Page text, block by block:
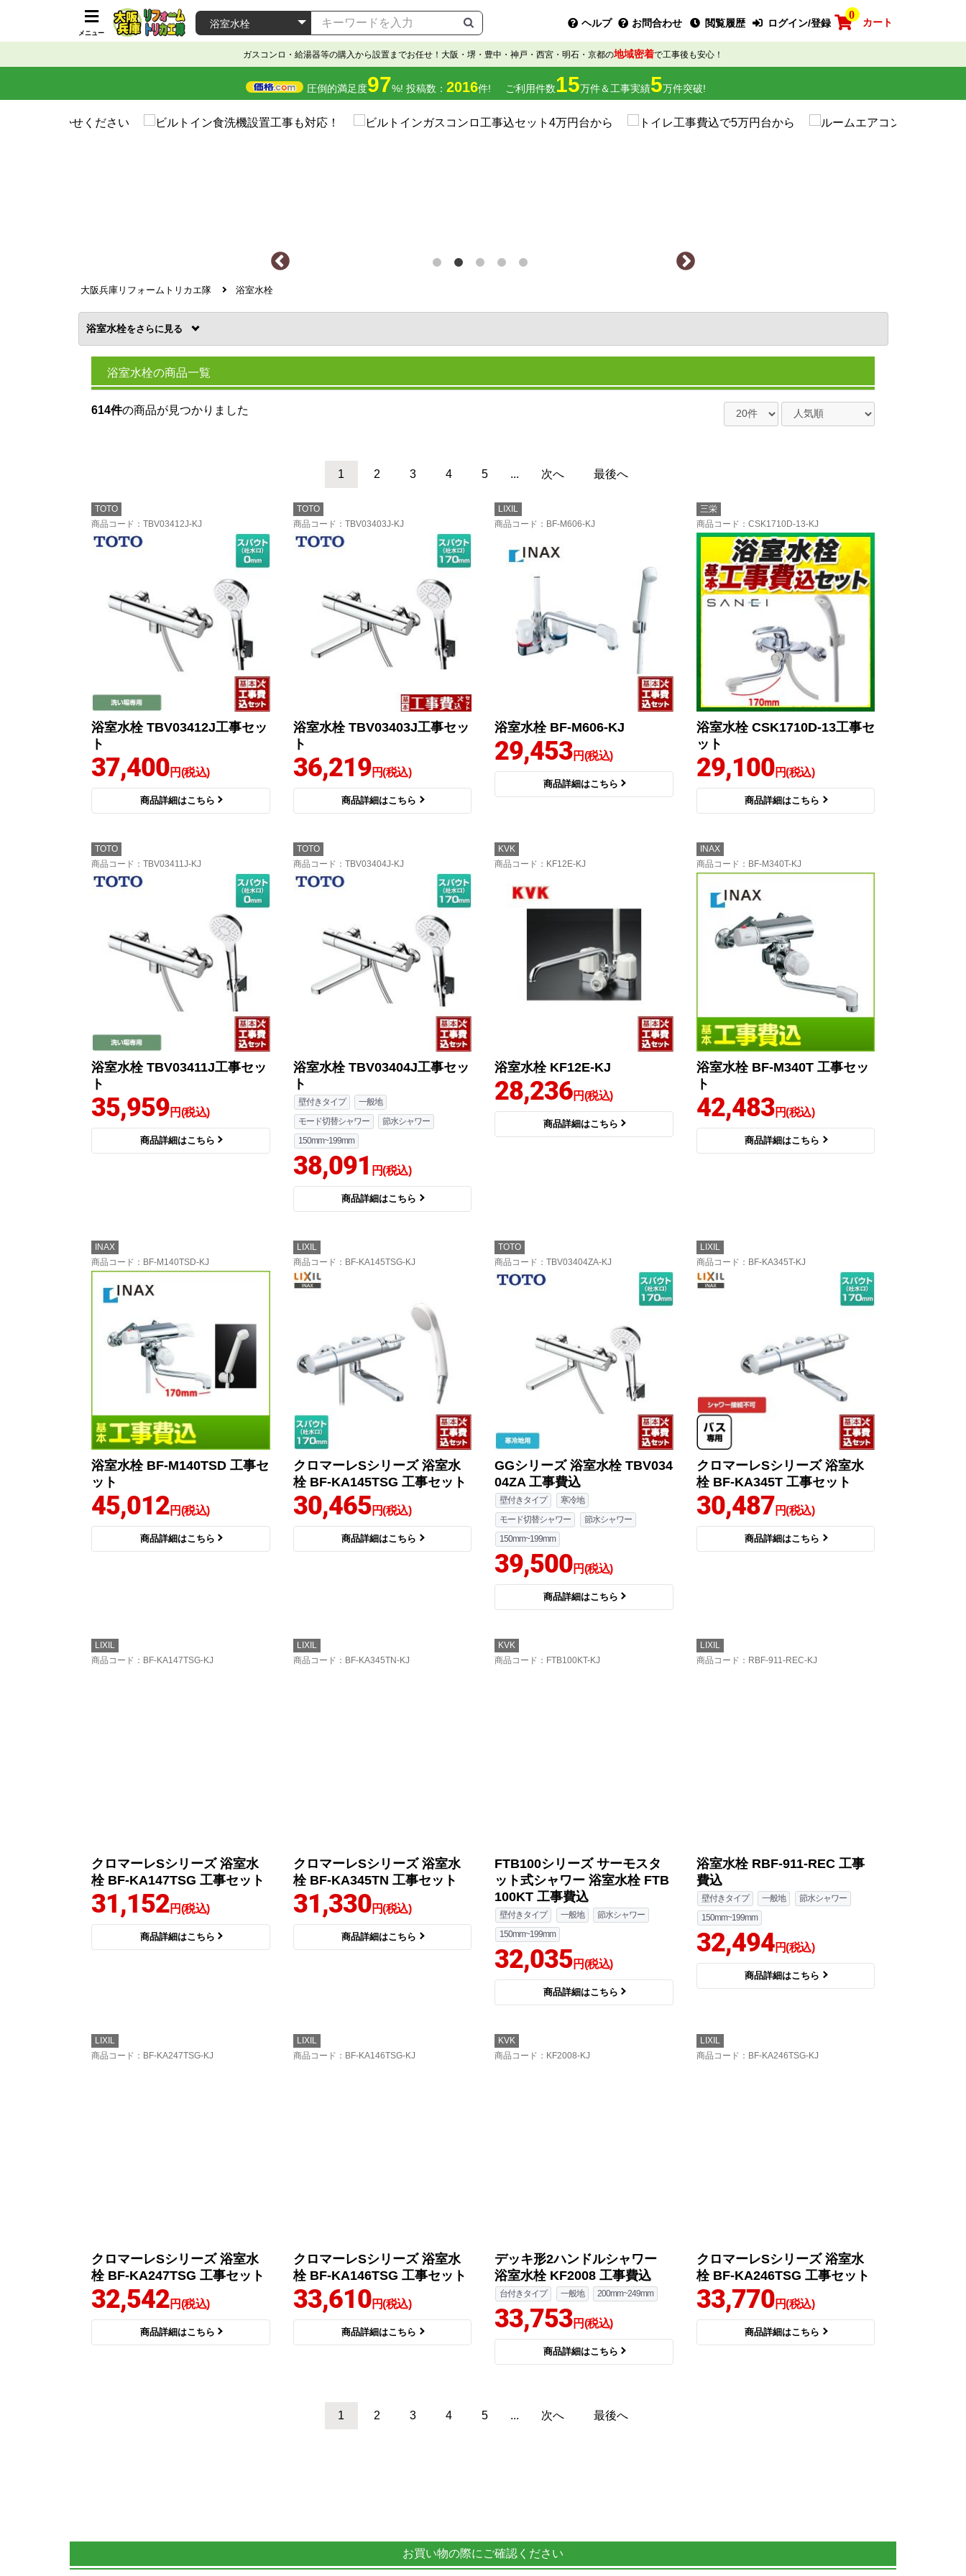
メニュー
ヘルプ お問合わせ 閲覧履歴 ログイン/登録
0
カート
ガスコンロ・給湯器等の購入から設置までお任せ！大阪・堺・豊中・神戸・西宮・明石・京都の地域密着で工事後も安心！
圧倒的満足度97%! 投稿数： 2016件! ご利用件数15万件＆工事実績5万件突破!
大阪兵庫リフォームトリカエ隊 浴室水栓
浴室水栓を
浴室水栓の商品一覧
614件の商品が見つかりました
1 2 3 4 5 ... 次へ 最後へ
TOTO
商品コード ：TBV03412J-KJ
浴室水栓 TBV03412J工事セッ
ト
37,400円(税込)
商品詳細はこちら
TOTO
商品コード ：TBV03403J-KJ
浴室水栓 TBV03403J工事セッ
ト
36,219円(税込)
商品詳細はこちら
LIXIL
商品コード ：BF-M606-KJ
浴室水栓 BF-M606-KJ
29,453円(税込)
商品詳細はこちら
三栄
商品コード ：CSK1710D-13-KJ
浴室水栓 CSK1710D-13工事セ
ット
29,100円(税込)
商品詳細はこちら
TOTO
商品コード ：TBV03411J-KJ
浴室水栓 TBV03411J工事セッ
ト
35,959円(税込)
商品詳細はこちら
TOTO
商品コード ：TBV03404J-KJ
浴室水栓 TBV03404J工事セッ
ト
壁付きタイプ
一般地
モード切替シャワー
節水シャワー
150mm~199mm
38,091 円(税込)
商品詳細はこちら
KVK
商品コード ：KF12E-KJ
浴室水栓 KF12E-KJ
28,236円(税込)
商品詳細はこちら
INAX
商品コード ：BF-M340T-KJ
浴室水栓 BF-M340T 工事セッ
ト
42,483円(税込)
商品詳細はこちら
INAX
商品コード ：BF-M140TSD-KJ
浴室水栓 BF-M140TSD 工事セ
ット
45,012円(税込)
商品詳細はこちら
LIXIL
商品コード ：BF-KA145TSG-KJ
クロマーレSシリーズ 浴室水
栓 BF-KA145TSG 工事セット
30,465円(税込)
商品詳細はこちら
TOTO
商品コード ：TBV03404ZA-KJ
GGシリーズ 浴室水栓 TBV034
04ZA 工事費込
壁付きタイプ
寒冷地
モード切替シャワー
節水シャワー
150mm~199mm
39,500円(税込)
商品詳細はこちら
LIXIL
商品コード ：BF-KA345T-KJ
クロマーレSシリーズ 浴室水
栓 BF-KA345T 工事セット
30,487 円(税込)
商品詳細はこちら
LIXIL
商品コード ：BF-KA147TSG-KJ
クロマーレSシリーズ 浴室水
栓 BF-KA147TSG 工事セット
31,152円(税込)
商品詳細はこちら
LIXIL
商品コード ：BF-KA345TN-KJ
クロマーレSシリーズ 浴室水
栓 BF-KA345TN 工事セット
31,330円(税込)
商品詳細はこちら
KVK
商品コード ：FTB100KT-KJ
FTB100シリーズ サーモスタ
ット式シャワー 浴室水栓 FTB
100KT 工事費込
壁付きタイプ 一般地
節水シャワー
150mm~199mm
32,035円(税込)
商品詳細はこちら
LIXIL
商品コード ：RBF-911-REC-KJ
浴室水栓 RBF-911-REC 工事
費込
壁付きタイプ 一般地
節水シャワー
150mm~199mm
32,494円(税込)
商品詳細はこちら
LIXIL
商品コード ：BF-KA247TSG-KJ
クロマーレSシリーズ 浴室水
栓 BF-KA247TSG 工事セット
32,542円(税込)
商品詳細はこちら
LIXIL
商品コード ：BF-KA146TSG-KJ
クロマーレSシリーズ 浴室水
栓 BF-KA146TSG 工事セット
33,610円(税込)
商品詳細はこちら
KVK
商品コード ：KF2008-KJ
デッキ形2ハンドルシャワー
浴室水栓 KF2008 工事費込
台付きタイプ 一般地 200mm~249mm
33,753円(税込)
商品詳細はこちら
LIXIL
商品コード ：BF-KA246TSG-KJ
クロマーレSシリーズ 浴室水
栓 BF-KA246TSG 工事セット
33,770円(税込)
商品詳細はこちら
1 2 3 4 5 ... 次へ 最後へ
お買い物の際にご確認ください